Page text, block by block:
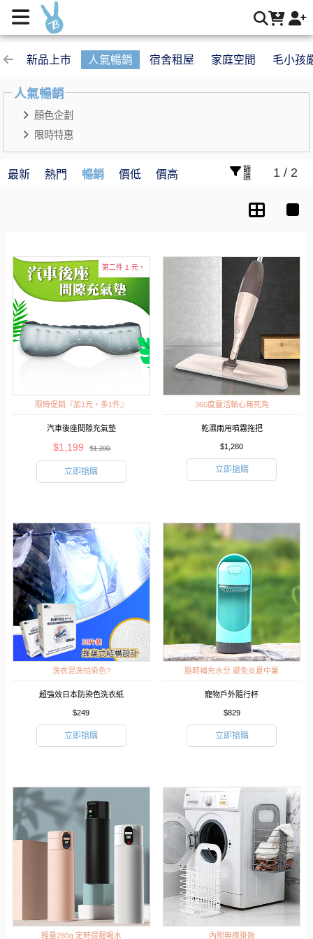
TOPS SALES☆人氣商品｜企劃 | Buy2 生活購物網
新品上市 人氣暢銷 宿舍租屋 家庭空間 毛小孩
人氣暢銷
顏色企劃
限時特惠
最新 熱門 暢銷 價低 價高 篩選 1 / 2
第二件 1 元，
限時促銷『加1元，多1件』
汽車後座間隙充氣墊
$1,199 $1,200
立即搶購
360度靈活軸心無死角
乾濕兩用噴霧拖把
$1,280
立即搶購
洗衣混洗怕染色?
超強效日本防染色洗衣紙
$249
立即搶購
隨時補充水分 避免炎夏中暑
寵物戶外隨行杯
$829
立即搶購
輕量280g 定時提醒喝水 內附無痕掛鉤